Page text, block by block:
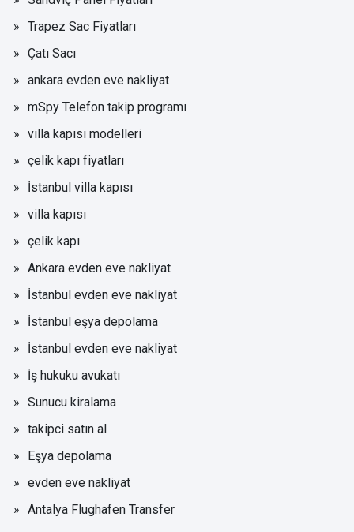
Trapez Sac Fiyatları
Çatı Sacı
ankara evden eve nakliyat
mSpy Telefon takip programı
villa kapısı modelleri
çelik kapı fiyatları
İstanbul villa kapısı
villa kapısı
çelik kapı
Ankara evden eve nakliyat
İstanbul evden eve nakliyat
İstanbul eşya depolama
İstanbul evden eve nakliyat
İş hukuku avukatı
Sunucu kiralama
takipci satın al
Eşya depolama
evden eve nakliyat
Antalya Flughafen Transfer